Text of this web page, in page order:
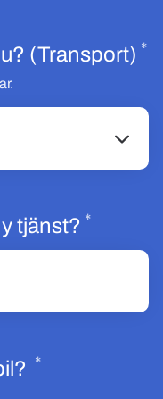
(Transport) *
tjänst? *
*Obligatoriskt